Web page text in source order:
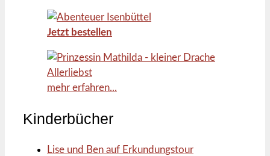
Jetzt bestellen
mehr erfahren...
Kinderbücher
Lise und Ben auf Erkundungstour